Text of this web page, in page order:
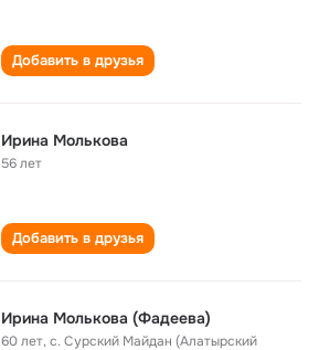
Добавить в друзья
Ирина Молькова
56 лет
Добавить в друзья
Ирина Молькова (Фадеева)
60 лет,с. Сурский Майдан (Алатырский